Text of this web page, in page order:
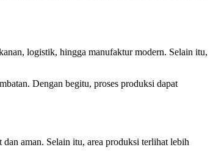
logistik, hingga manufaktur modern. Selain itu,
Dengan begitu, proses produksi dapat
aman. Selain itu, area produksi terlihat lebih